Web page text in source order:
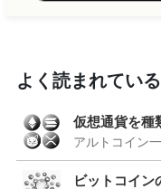
よく読まれてい
仮想通貨を種
アルトコイン
ビットコイン